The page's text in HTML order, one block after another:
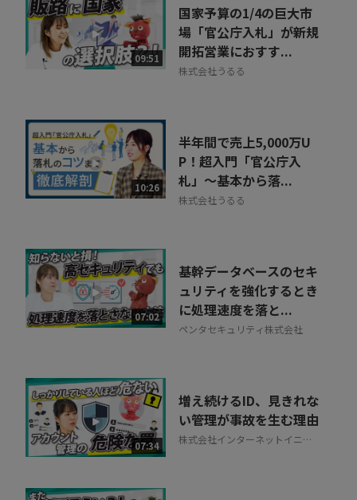
09:51
国家予算の1/4の巨大市
場「官公庁入札」が新規
開拓営業におすす...
株式会社うるる
10:26
半年間で売上5,000万U
P！超入門「官公庁入
札」～基本から落...
株式会社うるる
07:02
基幹データベースのセキ
ュリティを強化するとき
に処理速度を落と...
ペンタセキュリティ株式会社
07:34
増え続けるID、見きれな
い管理が事故を生む理由
株式会社インターネットイニシ